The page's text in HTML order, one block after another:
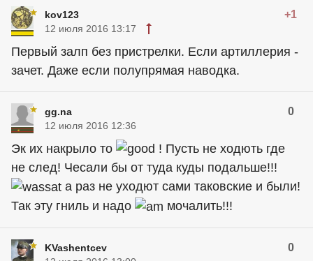
kov123 +1
12 июля 2016 13:17
Первый залп без пристрелки. Если артиллерия -
зачет. Даже если полупрямая наводка.
gg.na 0
12 июля 2016 12:36
Эк их накрыло то
! Пусть не ходють где
не след! Чесали бы от туда куды подальше!!!
а раз не уходют сами таковские и были!
Так эту гниль и надо
мочалить!!!
KVashentcev 0